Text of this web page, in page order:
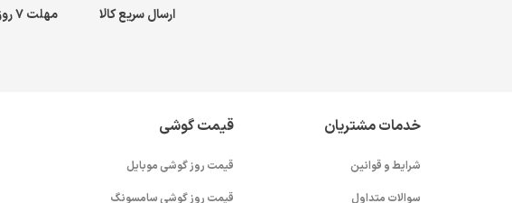
ارسال سریع کالا مهلت ۷ روز بازگشت کالا
خدمات مشتریان
شرایط و قوانین
سوالات متداول
قیمت گوشی
قیمت روز گوشی موبایل
قیمت روز گوشی سامسونگ